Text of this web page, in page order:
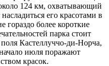
124 км, охватывающий
его красотами в
гораздо более короткие
парка стоит
Кастеллуччо-ди-Норча,
июля поражают
красок.